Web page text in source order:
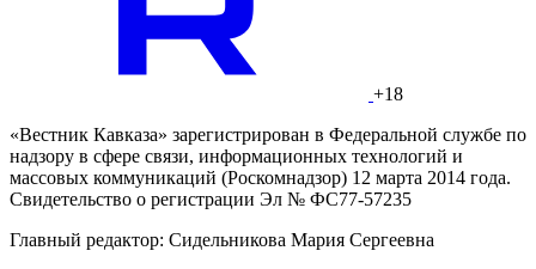
+18
«Вестник Кавказа» зарегистрирован в Федеральной службе по
надзору в сфере связи, информационных технологий и
массовых коммуникаций (Роскомнадзор) 12 марта 2014 года.
Свидетельство о регистрации Эл № ФС77-57235
Главный редактор: Сидельникова Мария Сергеевна